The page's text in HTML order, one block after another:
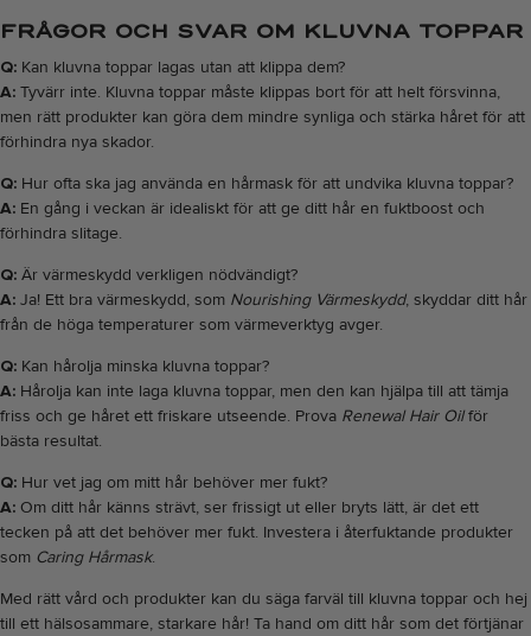
FRÅGOR OCH SVAR OM KLUVNA TOPPAR
Q: Kan kluvna toppar lagas utan att klippa dem?
A: Tyvärr inte. Kluvna toppar måste klippas bort för att helt försvinna,
men rätt produkter kan göra dem mindre synliga och stärka håret för att
förhindra nya skador.
Q: Hur ofta ska jag använda en hårmask för att undvika kluvna toppar?
A: En gång i veckan är idealiskt för att ge ditt hår en fuktboost och
förhindra slitage.
Q: Är värmeskydd verkligen nödvändigt?
A: Ja! Ett bra värmeskydd, som Nourishing Värmeskydd, skyddar ditt hår
från de höga temperaturer som värmeverktyg avger.
Q: Kan hårolja minska kluvna toppar?
A: Hårolja kan inte laga kluvna toppar, men den kan hjälpa till att tämja
friss och ge håret ett friskare utseende. Prova Renewal Hair Oilför
bästa resultat.
Q: Hur vet jag om mitt hår behöver mer fukt?
A: Om ditt hår känns strävt, ser frissigt ut eller bryts lätt, är det ett
tecken på att det behöver mer fukt. Investera i återfuktande produkter
som Caring Hårmask.
Med rätt vård och produkter kan du säga farväl till kluvna toppar och hej
till ett hälsosammare, starkare hår! Ta hand om ditt hår som det förtjänar